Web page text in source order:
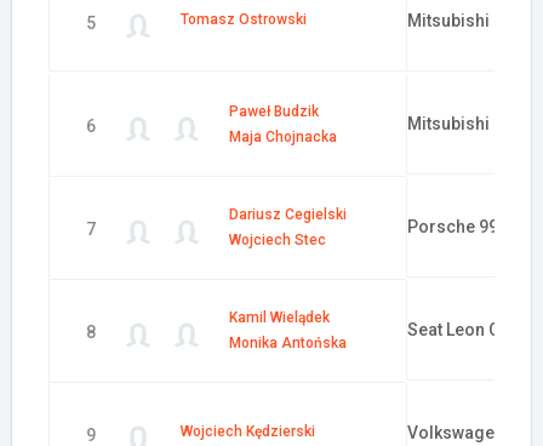
5 Tomasz Ostrowski Mitsubishi
6
Paweł Budzik
Maja Chojnacka
Mitsubishi
7
Dariusz Cegielski
Wojciech Stec
Porsche 991.2
8
Kamil Wielądek
Monika Antońska
Seat Leon Cupra
9 Wojciech Kędzierski Volkswagen Golf